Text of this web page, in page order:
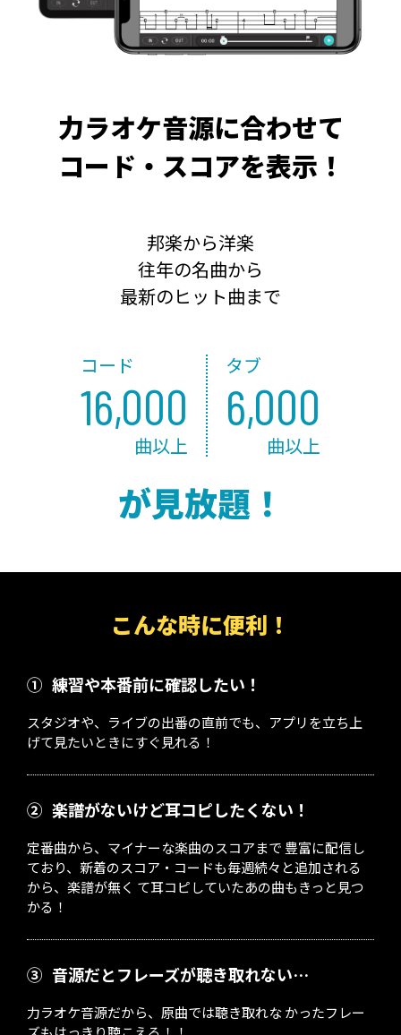
力ラオケ音源に合わせて
コード・スコアを表示！
邦楽から洋楽
往年の名曲から
最新のヒット曲まで
コード
16,000
曲以上
タブ
6,000
曲以上
が見放題！
こんな時に便利！
① 練習や本番前に確認したい！
スタジオや、ライブの出番の直前でも、アプリを立ち上
げて見たいときにすぐ見れる！
② 楽譜がないけど耳コピしたくない！
定番曲から、マイナーな楽曲のスコアまで 豊富に配信し
ており、新着のスコア・コードも毎週続々と追加される
から、楽譜が無く て耳コピしていたあの曲もきっと見つ
かる！
③ 音源だとフレーズが聴き取れない…
力ラオケ音源だから、原曲では聴き取れな かったフレー